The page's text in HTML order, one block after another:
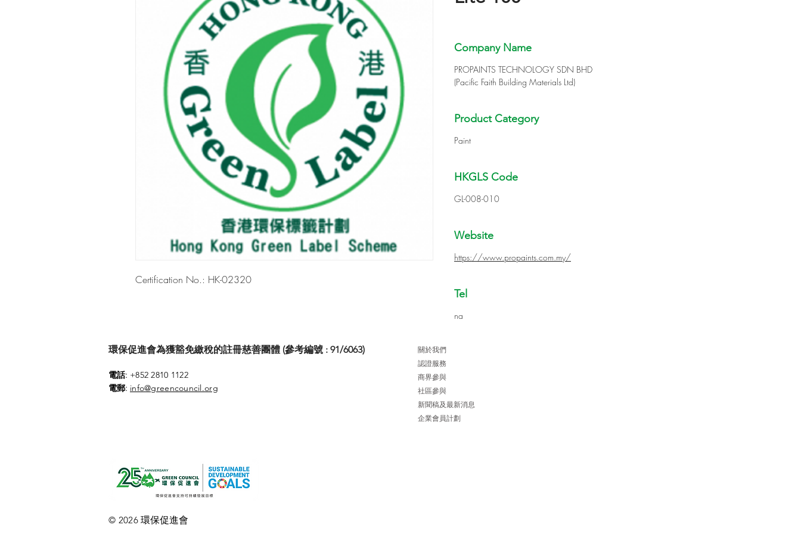
Certification No.: HK-02320
Company Name
PROPAINTS TECHNOLOGY SDN BHD
(Pacific Faith Building Materials Ltd)
Product Category
Paint
HKGLS Code
GL-008-010
Website
https://www.propaints.com.my/
Tel
na
環保促進會為獲豁免繳稅的註冊慈善團體 (參考編號 : 91/6063)
電話: +852 2810 1122
電郵: info@greencouncil.org
關於我們
認證服務
商界參與
社區參與
新聞稿及最新消息
企業會員計劃
© 2026環保促進會